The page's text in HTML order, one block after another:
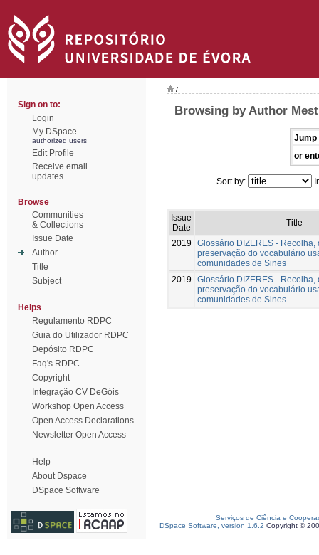
Sign on to:
Login
My DSpace
authorized users
Edit Profile
Receive email
updates
Browse
Communities
& Collections
Issue Date
Author
Title
Subject
Helps
Regulamento RDPC
Guia do Utilizador RDPC
Depósito RDPC
Faq's RDPC
Copyright
Integração CV DeGóis
Workshop Open Access
Open Access Declarations
Newsletter Open Access
Help
About Dspace
DSpace Software
/
Browsing by Author
Jump
or
Sort by:
Issue
Date
Title
2019
Glossário DIZERES - Recolha,
preservação do vocabulário
comunidades de Sines
2019
Glossário DIZERES - Recolha,
preservação do vocabulário
comunidades de Sines
Serviços de Ciência e
DSpace Software, version 1.6.2 Copyright ©